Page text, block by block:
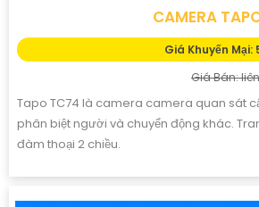
CAMERA
Giá Khuyến Mại:
Giá Bán:
Tapo TC74 là camera camera quan sát
phân biệt người và chuyển động khác.
đàm thoại 2 chiều.